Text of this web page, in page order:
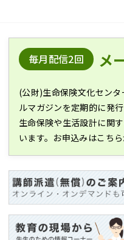
毎月配信2回 メ
(公財)生命保険文化セン
ルマガジンを定期的に発行
生命保険や生活設計に関
います。お申込みはこちら